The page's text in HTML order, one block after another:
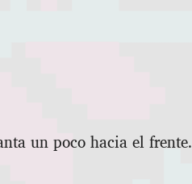
un poco hacia el frente.